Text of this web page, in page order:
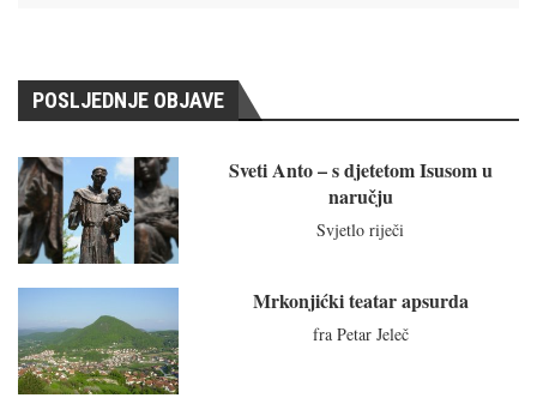
POSLJEDNJE OBJAVE
Sveti Anto – s djetetom Isusom u
naručju
Svjetlo riječi
Mrkonjićki teatar apsurda
fra Petar Jeleč